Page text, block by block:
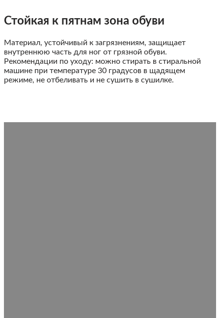
Стойкая к пятнам зона обуви
Материал, устойчивый к загрязнениям, защищает
внутреннюю часть для ног от грязной обуви.
Рекомендации по уходу: можно стирать в стиральной
машине при температуре 30 градусов в щадящем
режиме, не отбеливать и не сушить в сушилке.